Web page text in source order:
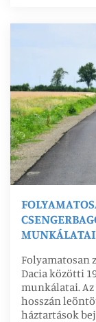
MUNKÁLATAI
Folyamatosan
Dacia közötti
munkálatai. Az
hosszán
háztartások